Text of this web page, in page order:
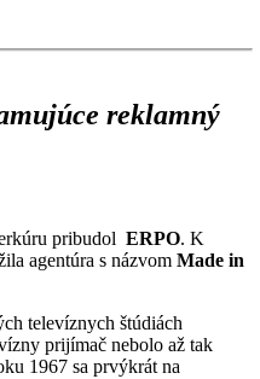
reklamný
pribudol ERPO. K
agentúra s názvom Made in
televíznych štúdiách
prijímač nebolo až tak
1967 sa prvýkrát na